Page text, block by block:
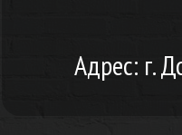
Адрес: г.